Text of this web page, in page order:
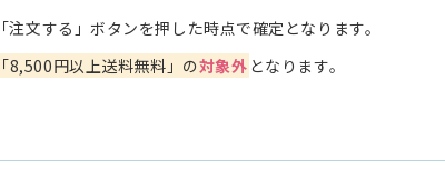
文する」ボタンを押した時点で確定となります。
「8,500円以上送料無料」の対象外 となります。